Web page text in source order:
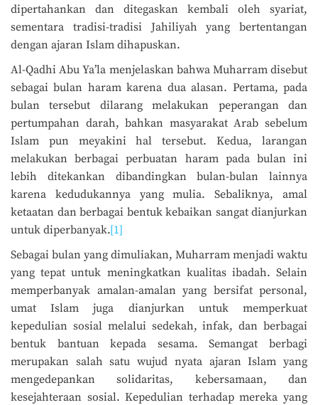
dipertahankan dan ditegaskan kembali oleh syariat,
sementara tradisi-tradisi Jahiliyah yang bertentangan
dengan ajaran Islam dihapuskan.
Al-Qadhi Abu Ya’la menjelaskan bahwa Muharram disebut
sebagai bulan haram karena dua alasan. Pertama, pada
bulan tersebut dilarang melakukan peperangan dan
pertumpahan darah, bahkan masyarakat Arab sebelum
Islam pun meyakini hal tersebut. Kedua, larangan
melakukan berbagai perbuatan haram pada bulan ini
lebih ditekankan dibandingkan bulan-bulan lainnya
karena kedudukannya yang mulia. Sebaliknya, amal
ketaatan dan berbagai bentuk kebaikan sangat dianjurkan
untuk diperbanyak.[1]
Sebagai bulan yang dimuliakan, Muharram menjadi waktu
yang tepat untuk meningkatkan kualitas ibadah. Selain
memperbanyak amalan-amalan yang bersifat personal,
umat Islam juga dianjurkan untuk memperkuat
kepedulian sosial melalui sedekah, infak, dan berbagai
bentuk bantuan kepada sesama. Semangat berbagi
merupakan salah satu wujud nyata ajaran Islam yang
mengedepankan solidaritas, kebersamaan, dan
kesejahteraan sosial. Kepedulian terhadap mereka yang